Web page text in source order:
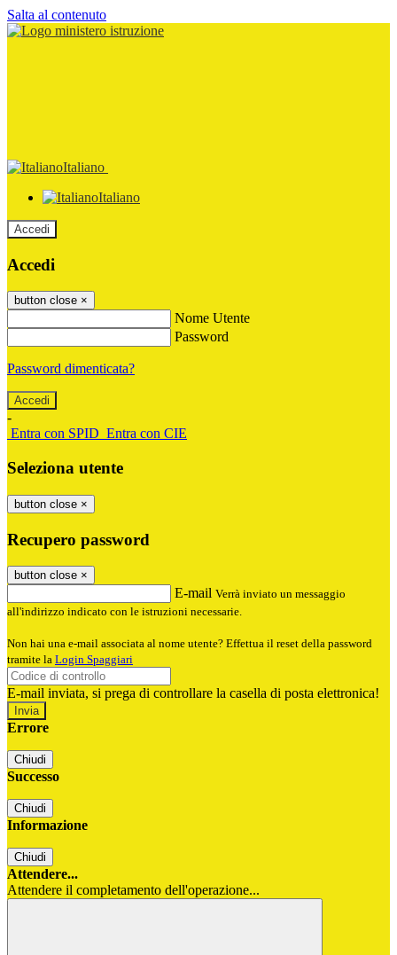
Salta al contenuto
Italiano
Italiano
Accedi
Accedi
button close ×
Nome Utente
Password
Password dimenticata?
-
Entra con SPID Entra con CIE
Seleziona utente
button close ×
Recupero password
button close ×
E-mail Verrà inviato un messaggio
all'indirizzo indicato con le istruzioni necessarie.
Non hai una e-mail associata al nome utente? Effettua il reset della password
tramite la Login Spaggiari
E-mail inviata, si prega di controllare la casella di posta elettronica!
Errore
Chiudi
Successo
Chiudi
Informazione
Chiudi
Attendere...
Attendere il completamento dell'operazione...